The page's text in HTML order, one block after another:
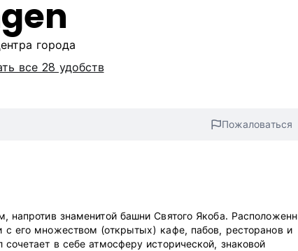
города
все 28 удобств
Пожаловаться
знаменитой башни Святого Якоба.
его множеством (открытых) кафе, пабов, ресторанов и
в себе атмосферу исторической, знаковой